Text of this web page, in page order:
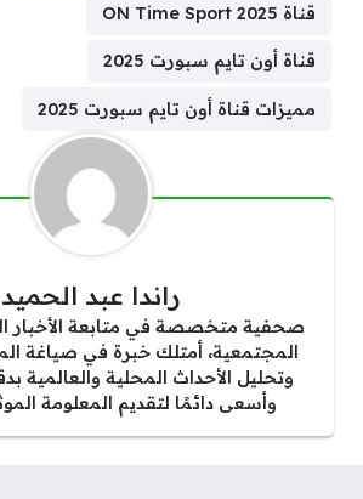
قناة ON Time Sport 2025
قناة أون تايم سبورت 2025
مميزات قناة أون تايم سبورت 2025
راندا عبد الحميد
صحفية متخصصة في متابعة الأخبار
المجتمعية، أمتلك خبرة في صياغة
وتحليل الأحداث المحلية والعالمية
وأسعى دائمًا لتقديم المعلومة